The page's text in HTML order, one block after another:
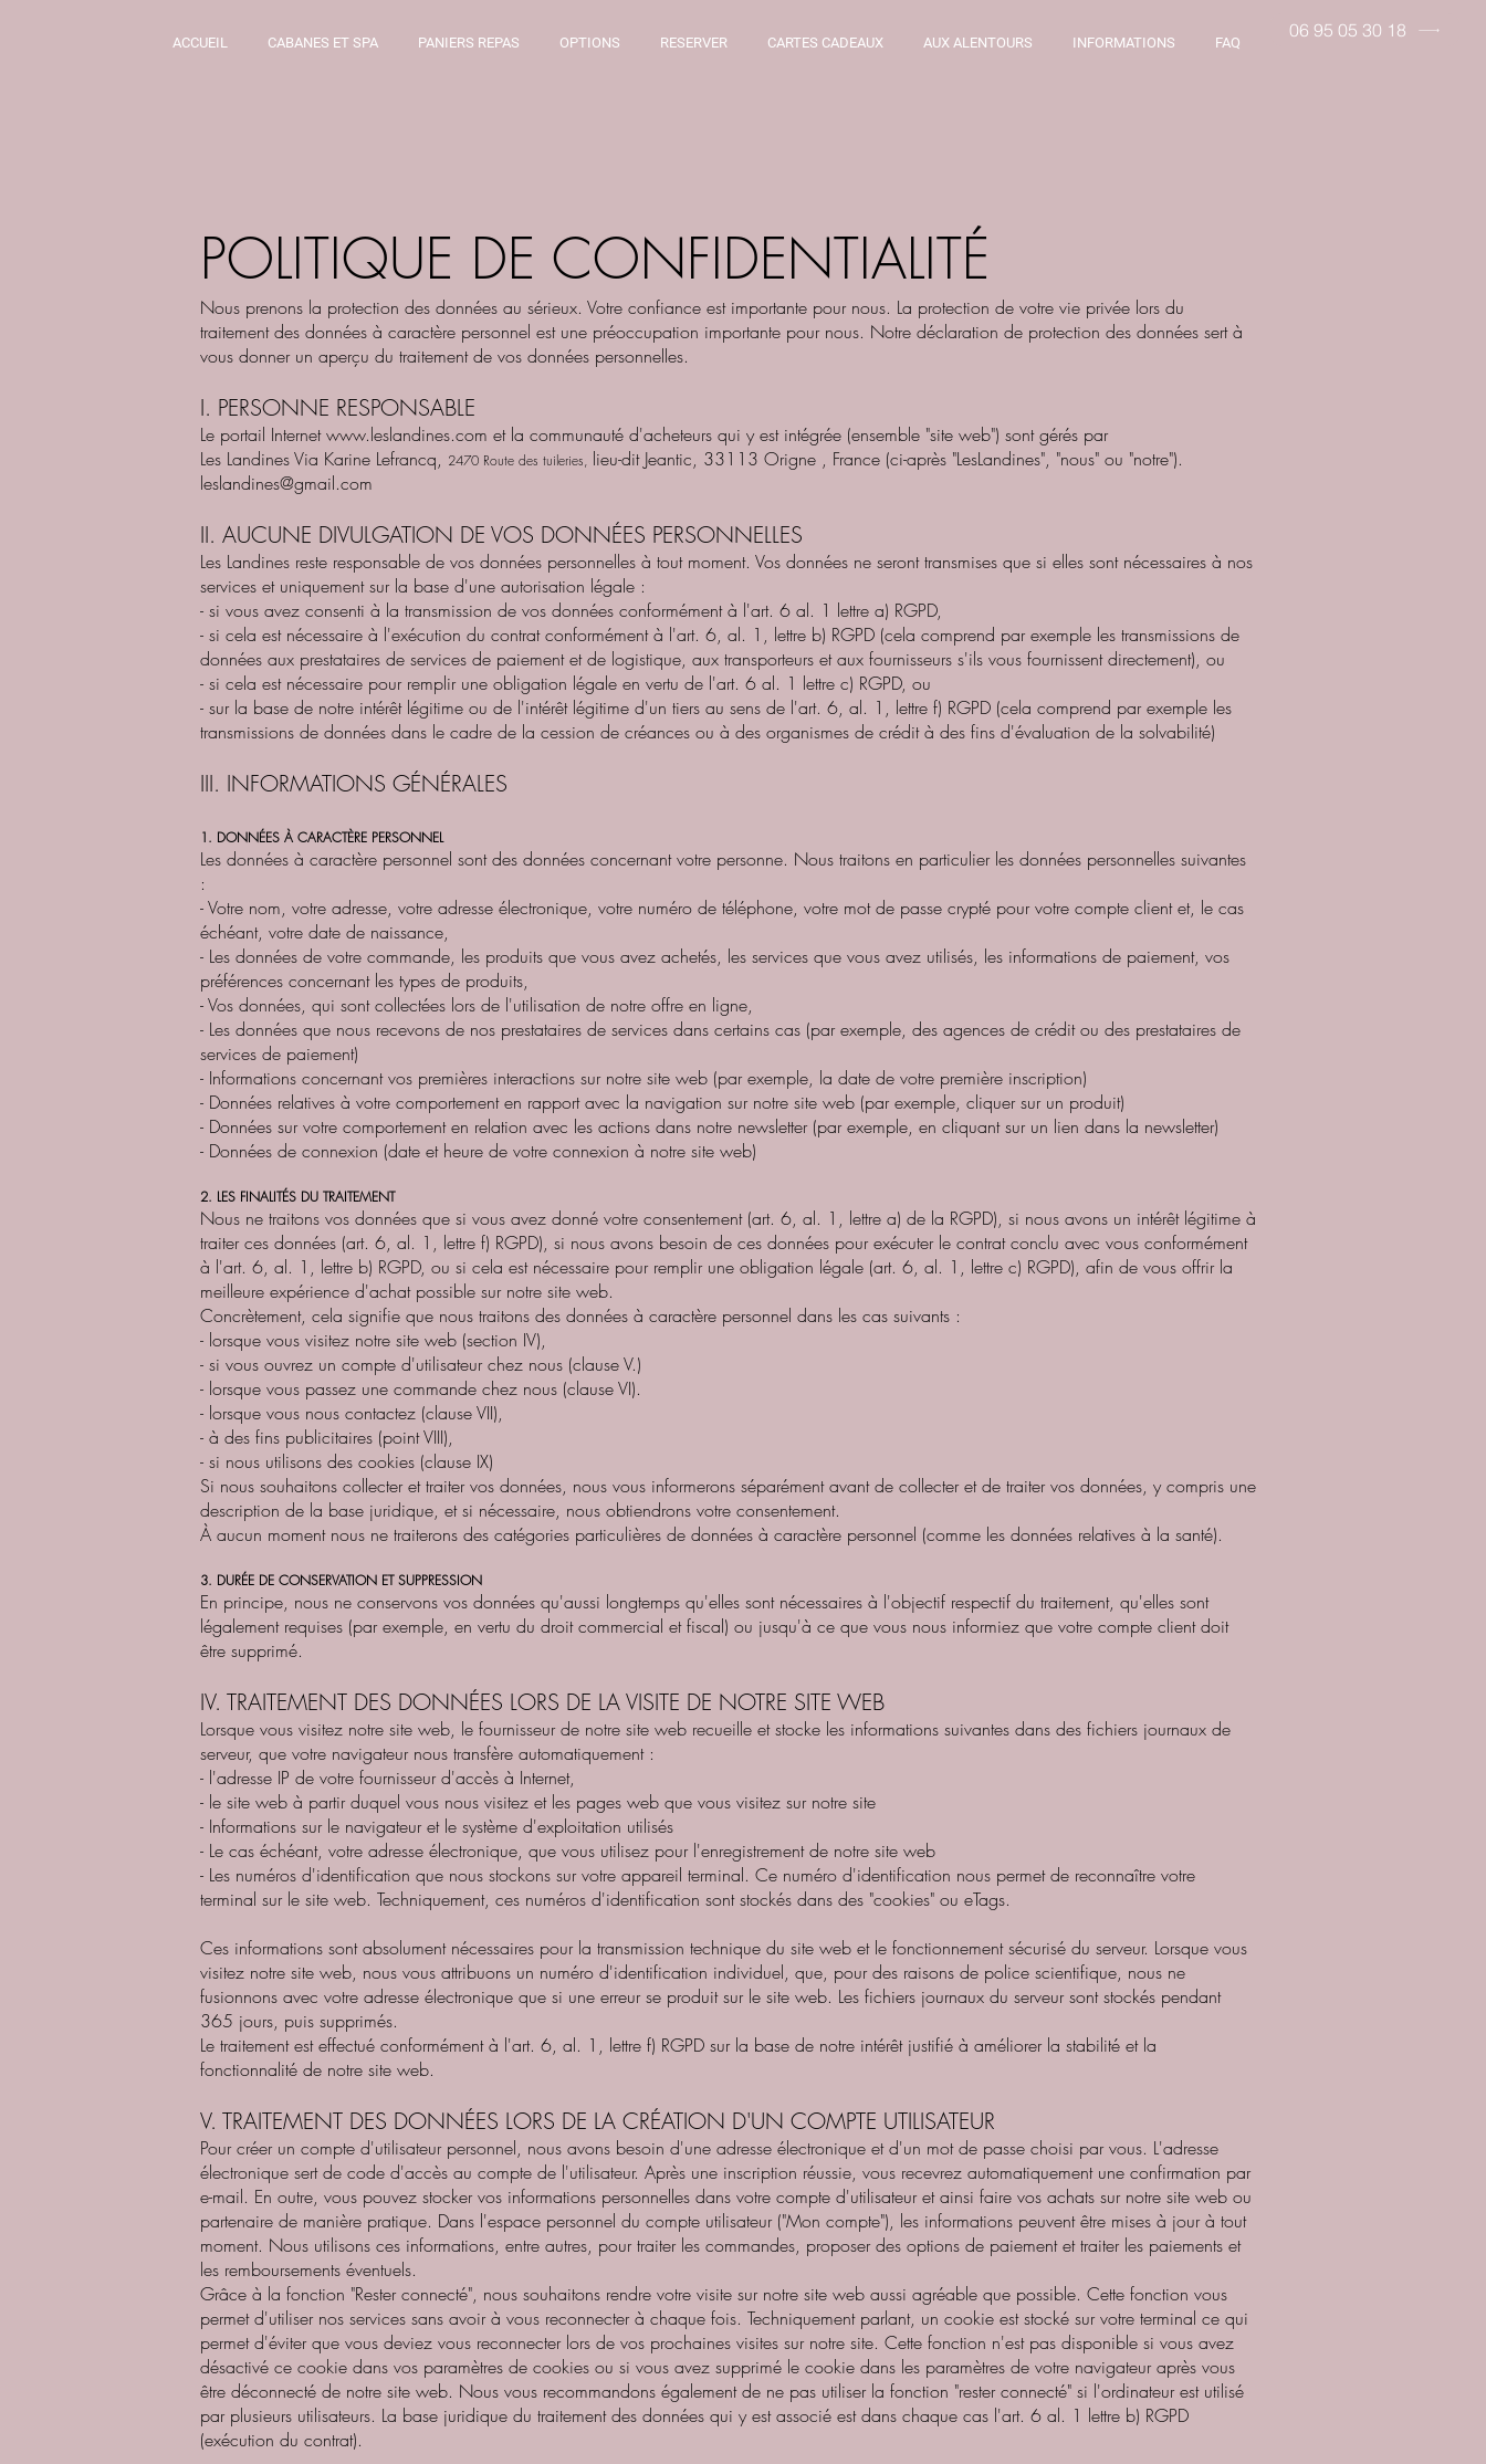
ACCUEIL CABANES ET SPA PANIERS REPAS OPTIONS RESERVER CARTES CADEAUX AUX ALENTOURS INFORMATIONS FAQ
06 95 05 30 18
POLITIQUE DE CONFIDENTIALITÉ
Nous prenons la protection des données au sérieux. Votre confiance est importante pour nous. La protection de votre vie privée lors du
traitement des données à caractère personnel est une préoccupation importante pour nous. Notre déclaration de protection des données sert à
vous donner un aperçu du traitement de vos données personnelles.
I. PERSONNE RESPONSABLE
Le portail Internetwww.leslandines.com et la communauté d'acheteurs qui y est intégrée (ensemble "site web") sont gérés par
Les Landines Via Karine Lefrancq, 2470 Route des tuileries, lieu-dit Jeantic, 33113 Origne , France (ci-après "LesLandines", "nous" ou "notre").
leslandines@gmail.com
II. AUCUNE DIVULGATION DE VOS DONNÉES PERSONNELLES
Les Landines reste responsable de vos données personnelles à tout moment. Vos données ne seront transmises que si elles sont nécessaires à nos
services et uniquement sur la base d'une autorisation légale :
- si vous avez consenti à la transmission de vos données conformément à l'art. 6 al. 1 lettre a) RGPD,
- si cela est nécessaire à l'exécution du contrat conformément à l'art. 6, al. 1, lettre b) RGPD (cela comprend par exemple les transmissions de
données aux prestataires de services de paiement et de logistique, aux transporteurs et aux fournisseurs s'ils vous fournissent directement), ou
- si cela est nécessaire pour remplir une obligation légale en vertu de l'art. 6 al. 1 lettre c) RGPD, ou
- sur la base de notre intérêt légitime ou de l'intérêt légitime d'un tiers au sens de l'art. 6, al. 1, lettre f) RGPD (cela comprend par exemple les
transmissions de données dans le cadre de la cession de créances ou à des organismes de crédit à des fins d'évaluation de la solvabilité)
III. INFORMATIONS GÉNÉRALES
1. DONNÉES À CARACTÈRE PERSONNEL
Les données à caractère personnel sont des données concernant votre personne. Nous traitons en particulier les données personnelles suivantes
:
- Votre nom, votre adresse, votre adresse électronique, votre numéro de téléphone, votre mot de passe crypté pour votre compte client et, le cas
échéant, votre date de naissance,
- Les données de votre commande, les produits que vous avez achetés, les services que vous avez utilisés, les informations de paiement, vos
préférences concernant les types de produits,
- Vos données, qui sont collectées lors de l'utilisation de notre offre en ligne,
- Les données que nous recevons de nos prestataires de services dans certains cas (par exemple, des agences de crédit ou des prestataires de
services de paiement)
- Informations concernant vos premières interactions sur notre site web (par exemple, la date de votre première inscription)
- Données relatives à votre comportement en rapport avec la navigation sur notre site web (par exemple, cliquer sur un produit)
- Données sur votre comportement en relation avec les actions dans notre newsletter (par exemple, en cliquant sur un lien dans la newsletter)
- Données de connexion (date et heure de votre connexion à notre site web)
2. LES FINALITÉS DU TRAITEMENT
Nous ne traitons vos données que si vous avez donné votre consentement (art. 6, al. 1, lettre a) de la RGPD), si nous avons un intérêt légitime à
traiter ces données (art. 6, al. 1, lettre f) RGPD), si nous avons besoin de ces données pour exécuter le contrat conclu avec vous conformément
à l'art. 6, al. 1, lettre b) RGPD, ou si cela est nécessaire pour remplir une obligation légale (art. 6, al. 1, lettre c) RGPD), afin de vous offrir la
meilleure expérience d'achat possible sur notre site web.
Concrètement, cela signifie que nous traitons des données à caractère personnel dans les cas suivants :
- lorsque vous visitez notre site web (section IV),
- si vous ouvrez un compte d'utilisateur chez nous (clause V.)
- lorsque vous passez une commande chez nous (clause VI).
- lorsque vous nous contactez (clause VII),
- à des fins publicitaires (point VIII),
- si nous utilisons des cookies (clause IX)
Si nous souhaitons collecter et traiter vos données, nous vous informerons séparément avant de collecter et de traiter vos données, y compris une
description de la base juridique, et si nécessaire, nous obtiendrons votre consentement.
À aucun moment nous ne traiterons des catégories particulières de données à caractère personnel (comme les données relatives à la santé).
3. DURÉE DE CONSERVATION ET SUPPRESSION
En principe, nous ne conservons vos données qu'aussi longtemps qu'elles sont nécessaires à l'objectif respectif du traitement, qu'elles sont
légalement requises (par exemple, en vertu du droit commercial et fiscal) ou jusqu'à ce que vous nous informiez que votre compte client doit
être supprimé.
IV. TRAITEMENT DES DONNÉES LORS DE LA VISITE DE NOTRE SITE WEB
Lorsque vous visitez notre site web, le fournisseur de notre site web recueille et stocke les informations suivantes dans des fichiers journaux de
serveur, que votre navigateur nous transfère automatiquement :
- l'adresse IP de votre fournisseur d'accès à Internet,
- le site web à partir duquel vous nous visitez et les pages web que vous visitez sur notre site
- Informations sur le navigateur et le système d'exploitation utilisés
- Le cas échéant, votre adresse électronique, que vous utilisez pour l'enregistrement de notre site web
- Les numéros d'identification que nous stockons sur votre appareil terminal. Ce numéro d'identification nous permet de reconnaître votre
terminal sur le site web. Techniquement, ces numéros d'identification sont stockés dans des "cookies" ou eTags.
Ces informations sont absolument nécessaires pour la transmission technique du site web et le fonctionnement sécurisé du serveur. Lorsque vous
visitez notre site web, nous vous attribuons un numéro d'identification individuel, que, pour des raisons de police scientifique, nous ne
fusionnons avec votre adresse électronique que si une erreur se produit sur le site web. Les fichiers journaux du serveur sont stockés pendant
365 jours, puis supprimés.
Le traitement est effectué conformément à l'art. 6, al. 1, lettre f) RGPD sur la base de notre intérêt justifié à améliorer la stabilité et la
fonctionnalité de notre site web.
V. TRAITEMENT DES DONNÉES LORS DE LA CRÉATION D'UN COMPTE UTILISATEUR
Pour créer un compte d'utilisateur personnel, nous avons besoin d'une adresse électronique et d'un mot de passe choisi par vous. L'adresse
électronique sert de code d'accès au compte de l'utilisateur. Après une inscription réussie, vous recevrez automatiquement une confirmation par
e-mail. En outre, vous pouvez stocker vos informations personnelles dans votre compte d'utilisateur et ainsi faire vos achats sur notre site web ou
partenaire de manière pratique. Dans l'espace personnel du compte utilisateur ("Mon compte"), les informations peuvent être mises à jour à tout
moment. Nous utilisons ces informations, entre autres, pour traiter les commandes, proposer des options de paiement et traiter les paiements et
les remboursements éventuels.
Grâce à la fonction "Rester connecté", nous souhaitons rendre votre visite sur notre site web aussi agréable que possible. Cette fonction vous
permet d'utiliser nos services sans avoir à vous reconnecter à chaque fois. Techniquement parlant, un cookie est stocké sur votre terminal ce qui
permet d'éviter que vous deviez vous reconnecter lors de vos prochaines visites sur notre site. Cette fonction n'est pas disponible si vous avez
désactivé ce cookie dans vos paramètres de cookies ou si vous avez supprimé le cookie dans les paramètres de votre navigateur après vous
être déconnecté de notre site web. Nous vous recommandons également de ne pas utiliser la fonction "rester connecté" si l'ordinateur est utilisé
par plusieurs utilisateurs. La base juridique du traitement des données qui y est associé est dans chaque cas l'art. 6 al. 1 lettre b) RGPD
(exécution du contrat).